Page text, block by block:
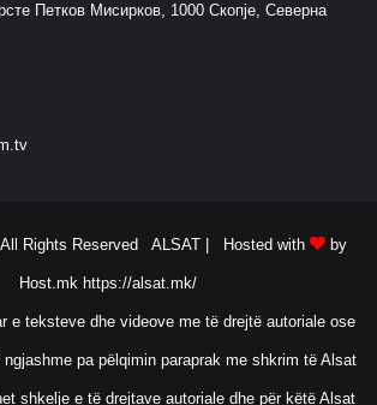
Петков Мисирков, 1000 Скопје, Северна
Rights Reserved ALSAT | Hosted with by
Host.mk https://alsat.mk/
e teksteve dhe videove me të drejtë autoriale ose
pa pëlqimin paraprak me shkrim të Alsat
shkelje e të drejtave autoriale dhe për këtë Alsat